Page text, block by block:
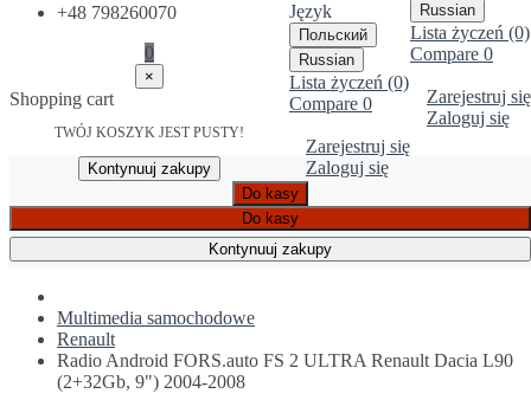
Russian
Lista życzeń (0)
Compare 0
Zarejestruj się
Zaloguj się
Język
Польский
Russian
Lista życzeń (0)
Compare 0
Zarejestruj się
Zaloguj się
+48 798260070
0
×
Shopping cart
TWÓJ KOSZYK JEST PUSTY!
Kontynuuj zakupy
Do kasy
Do kasy
Kontynuuj zakupy
Multimedia samochodowe
Renault
Radio Android FORS.auto FS 2 ULTRA Renault Dacia L90
(2+32Gb, 9") 2004-2008